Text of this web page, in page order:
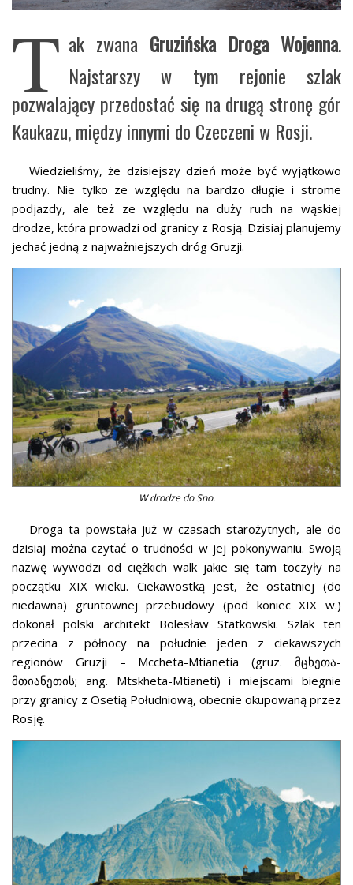
T ak zwana Gruzińska Droga Wojenna.
Najstarszy w tym rejonie szlak
pozwalający przedostać się na drugą stronę gór
Kaukazu, między innymi do Czeczeni w Rosji.
Wiedzieliśmy, że dzisiejszy dzień może być wyjątkowo
trudny. Nie tylko ze względu na bardzo długie i strome
podjazdy, ale też ze względu na duży ruch na wąskiej
drodze, która prowadzi od granicy z Rosją. Dzisiaj planujemy
jechać jedną z najważniejszych dróg Gruzji.
W drodze do Sno.
Droga ta powstała już w czasach starożytnych, ale do
dzisiaj można czytać o trudności w jej pokonywaniu. Swoją
nazwę wywodzi od ciężkich walk jakie się tam toczyły na
początku XIX wieku. Ciekawostką jest, że ostatniej (do
niedawna) gruntownej przebudowy (pod koniec XIX w.)
dokonał polski architekt Bolesław Statkowski. Szlak ten
przecina z północy na południe jeden z ciekawszych
regionów Gruzji – Mccheta-Mtianetia (gruz. მცხეთა-
მთიანეთის; ang. Mtskheta-Mtianeti) i miejscami biegnie
przy granicy z Osetią Południową, obecnie okupowaną przez
Rosję.